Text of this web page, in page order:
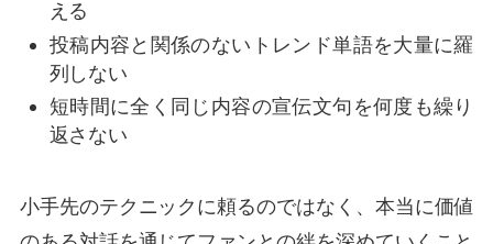
える
投稿内容と関係のないトレンド単語を大量に羅
列しない
短時間に全く同じ内容の宣伝文句を何度も繰り
返さない
小手先のテクニックに頼るのではなく、本当に価値